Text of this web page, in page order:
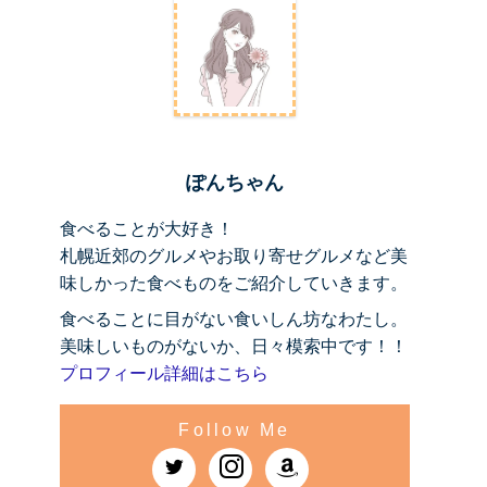
ぽんちゃん
食べることが大好き！
札幌近郊のグルメやお取り寄せグルメなど美
味しかった食べものをご紹介していきます。
食べることに目がない食いしん坊なわたし。
美味しいものがないか、日々模索中です！！
プロフィール詳細はこちら